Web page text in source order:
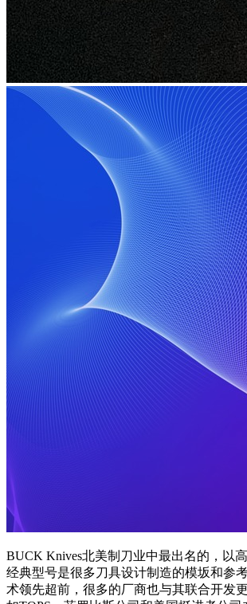
BUCK Knives北美制刀业中最出名的，以
经典型号是很多刀具设计制造的模坂和参
术领先超前，很多的厂商也与其联合开发